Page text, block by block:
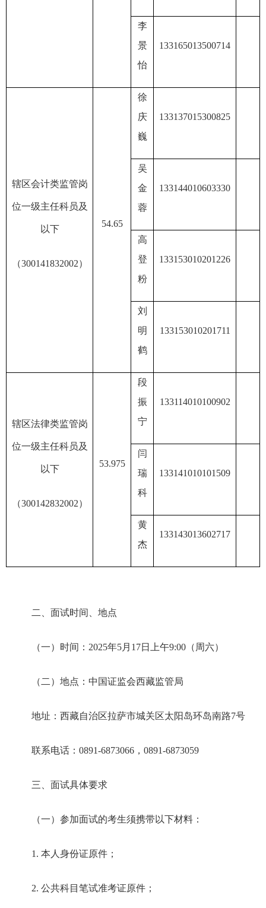
李
景
怡
133165013500714
辖区会计类监管岗
位一级主任科员及
以下
（300141832002）
54.65
徐
庆
巍
133137015300825
吴
金
蓉
133144010603330
高
登
粉
133153010201226
刘
明
鹤
133153010201711
辖区法律类监管岗
位一级主任科员及
以下
（300142832002）
53.975
段
振
宁
133114010100902
闫
瑞
科
133141010101509
黄
杰
133143013602717
二、面试时间、地点
（一）时间： 2025年5月 17日上午9:00（周 六）
（二）地点：中国证监会西藏监管局
地址： 西藏自治区拉萨市城关区太阳岛环岛南路7号
联系电话： 0891-6873066， 0891-6873059
三、面试具体要求
（一）参加面试的考生须携带以下材料：
1. 本人身份证原件；
2. 公共科目笔试准考证原件；